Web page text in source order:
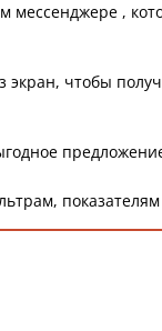
мессенджере ,
чтобы